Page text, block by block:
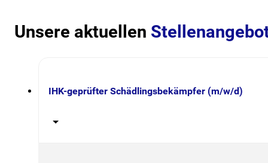
Unsere aktuellen
IHK-geprüfter Schädlingsbekämpfer (m/w/d)